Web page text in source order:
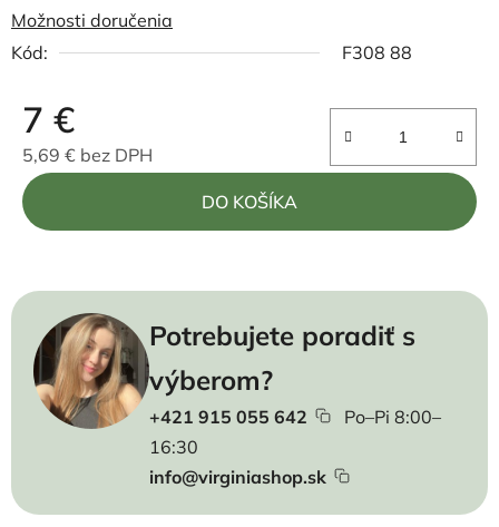
Možnosti doručenia
Kód:
F308 88
7 €
5,69 € bez DPH
Jednotková cena:
DO KOŠÍKA
Potrebujete poradiť s
výberom?
+421 915 055 642
Po–Pi 8:00–
16:30
info@virginiashop.sk